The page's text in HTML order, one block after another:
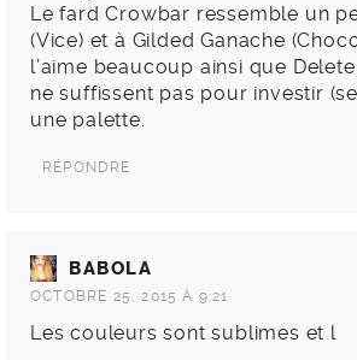
Le fard Crowbar ressemble un
(Vice) et à Gilded Ganache
l’aime beaucoup ainsi que
ne suffissent pas pour investir
une palette.
RÉPONDRE
BABOLA
OCTOBRE 25, 2015 À 9:21
Les couleurs sont sublimes et l